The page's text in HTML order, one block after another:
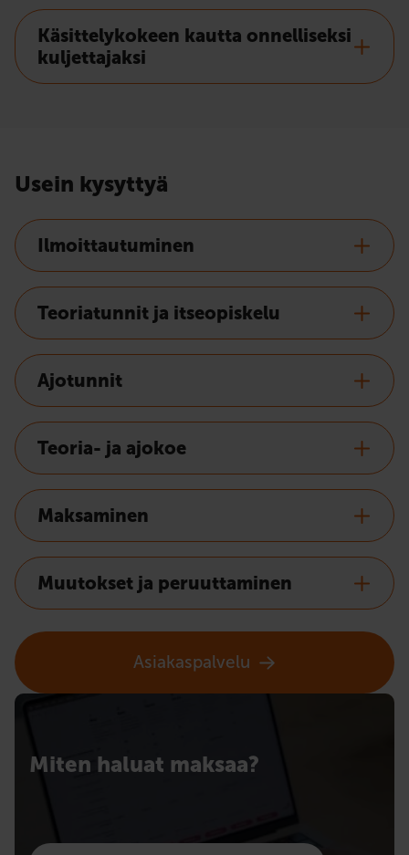
Käsittelykokeen kautta onnelliseksi
kuljettajaksi
Usein kysyttyä
Ilmoittautuminen
Teoriatunnit ja itseopiskelu
Ajotunnit
Teoria- ja ajokoe
Maksaminen
Muutokset ja peruuttaminen
Asiakaspalvelu
Miten haluat maksaa?